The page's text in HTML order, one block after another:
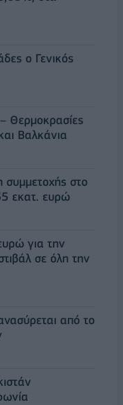
ο Γενικός
Θερμοκρασίες
Βαλκάνια
στο
εκατ. ευρώ
για την
σε όλη την
από το